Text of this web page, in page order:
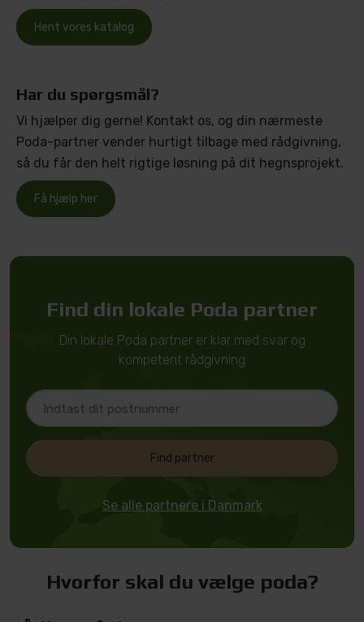
Hent vores katalog
Har du spørgsmål?
Vi hjælper dig gerne! Kontakt os, og din nærmeste
Poda-partner vender hurtigt tilbage med rådgivning,
så du får den helt rigtige løsning på dit hegnsprojekt.
Få hjælp her
Find din lokale Poda partner
Din lokale Poda partner er klar med svar og
kompetent rådgivning
Find partner
Se alle partnere i Danmark
Hvorfor skal du vælge poda?